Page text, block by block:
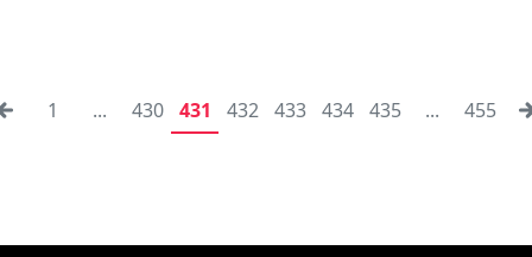
1 ... 430 431 432 433 434 435 ... 455